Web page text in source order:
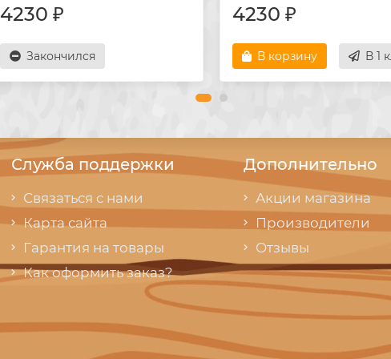
4230 ₽
Закончился
4230 ₽
В корзину В 1
Служба поддержки
Связаться с нами
Карта сайта
Гарантия на товары
Как оформить заказ?
Дополнительно
Акции магазина
Производители
Отзывы